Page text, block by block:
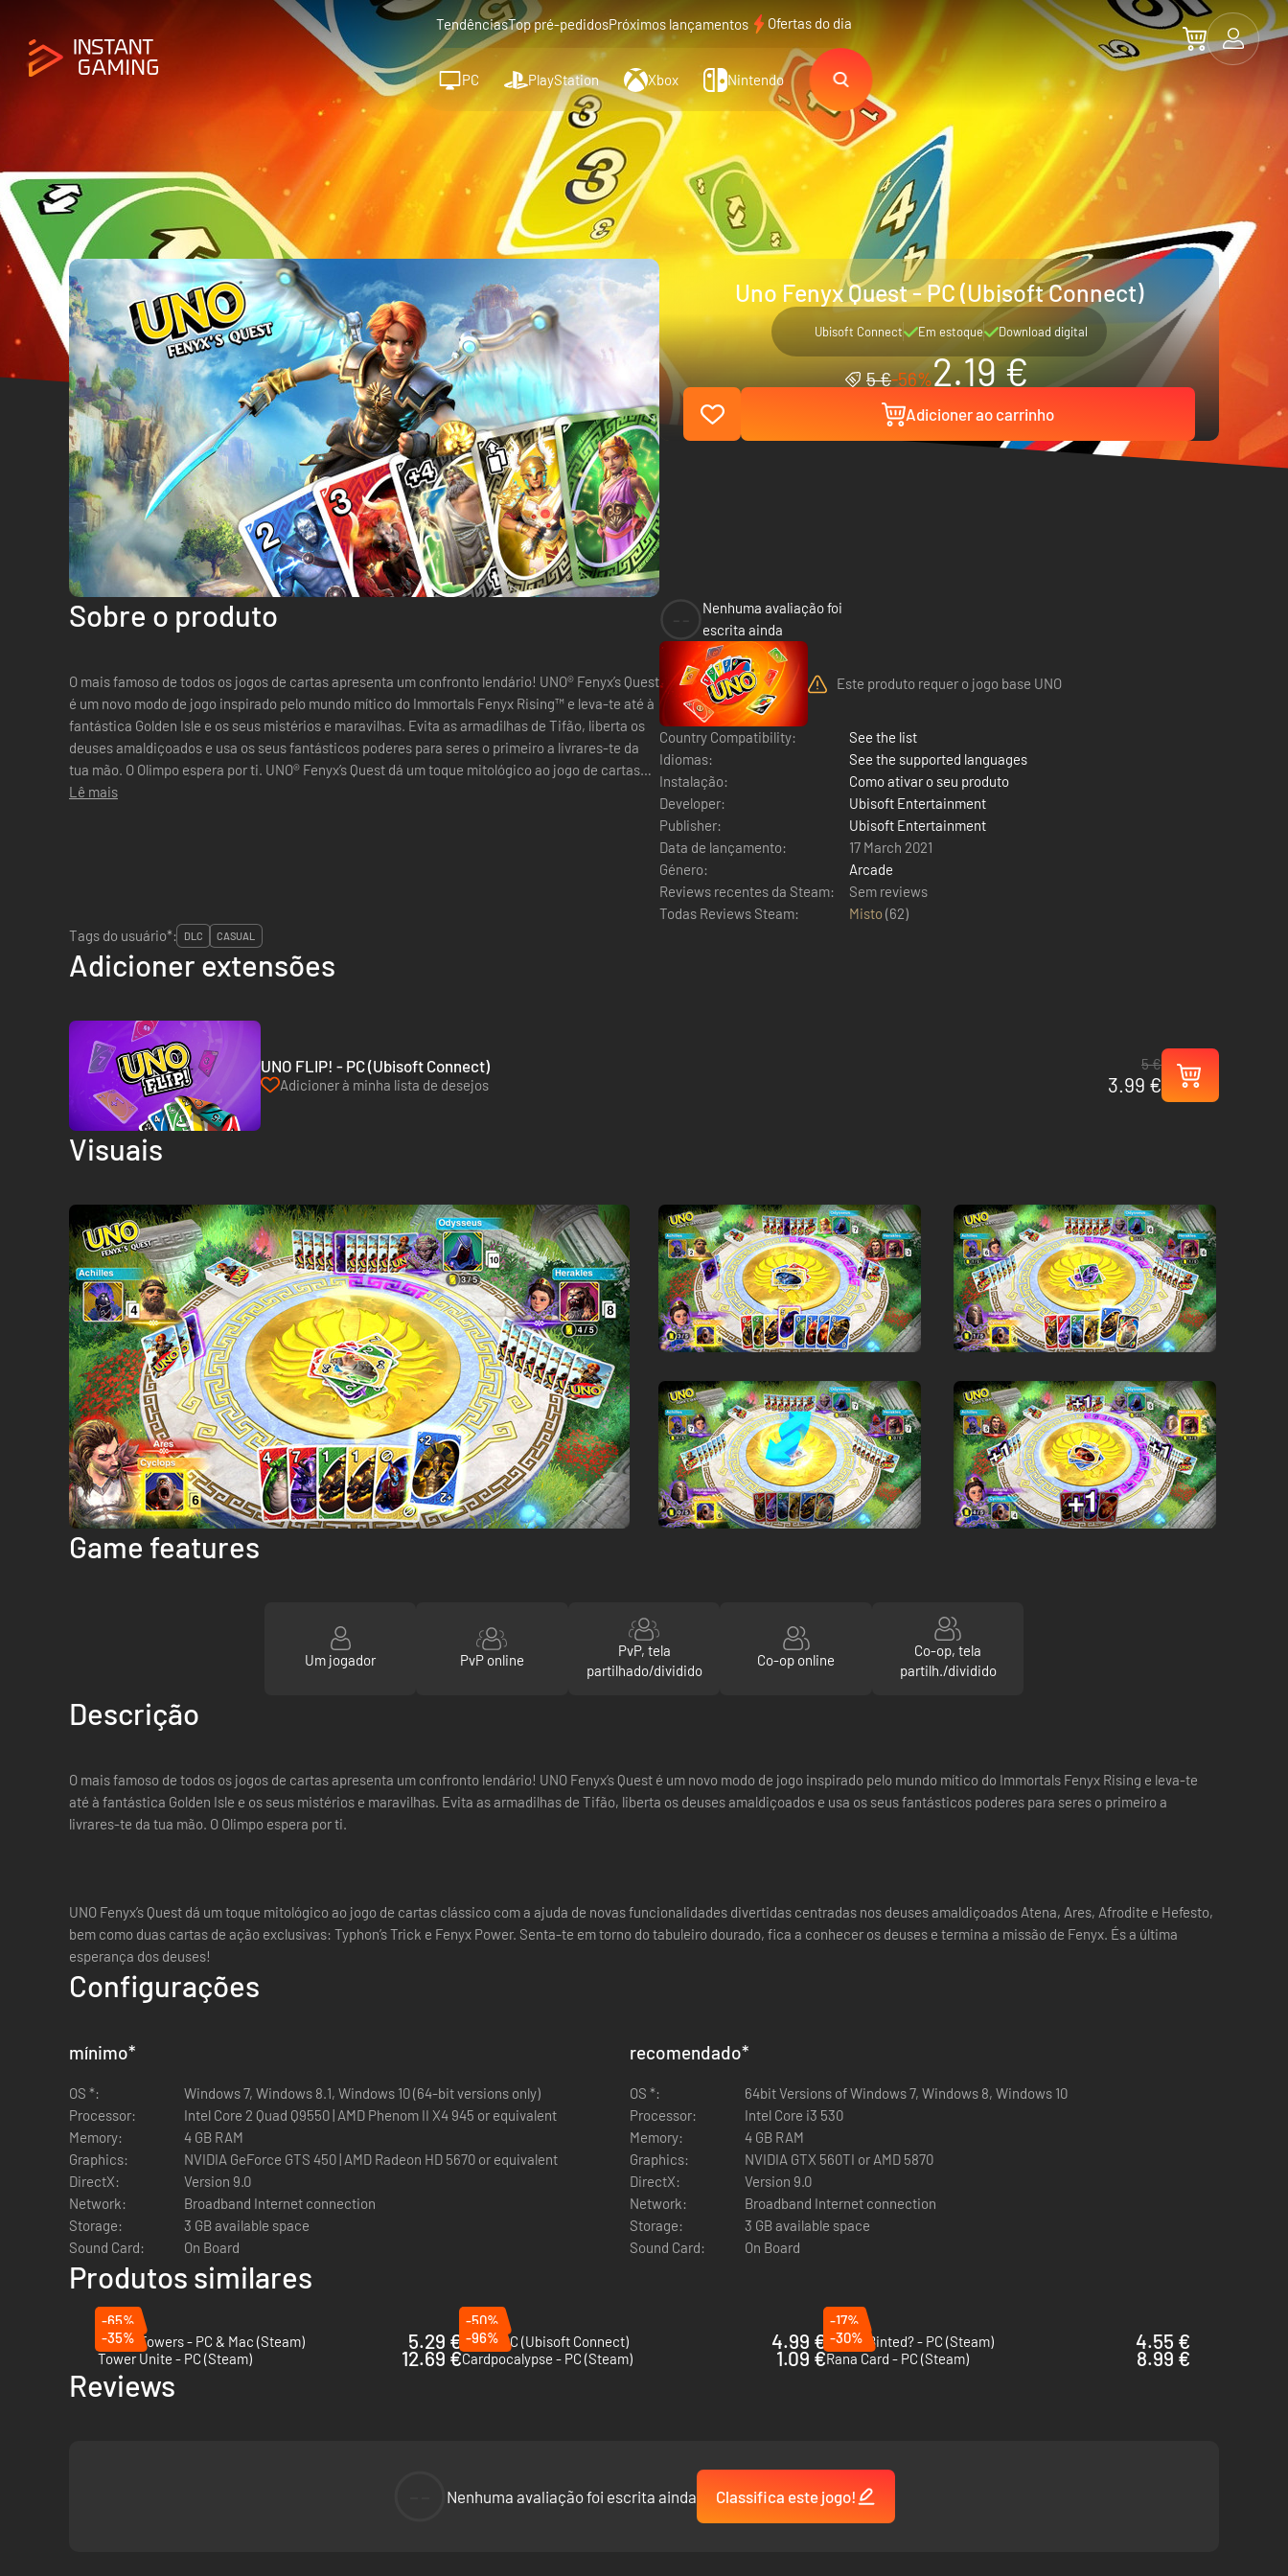
TendênciasTop pré-pedidosPróximos lançamentos Ofertas do dia
PC PlayStation Xbox Nintendo
Uno Fenyx Quest - PC (Ubisoft Connect)
Ubisoft Connect Em estoque Download digital
5 €-56%2.19 €
Adicioner ao carrinho
Sobre o produto
O mais famoso de todos os jogos de cartas apresenta um confronto lendário! UNO® Fenyx’s Quest
é um novo modo de jogo inspirado pelo mundo mítico do Immortals Fenyx Rising™ e leva-te até à
fantástica Golden Isle e os seus mistérios e maravilhas. Evita as armadilhas de Tifão, liberta os
deuses amaldiçoados e usa os seus fantásticos poderes para seres o primeiro a livrares-te da
tua mão. O Olimpo espera por ti. UNO® Fenyx’s Quest dá um toque mitológico ao jogo de cartas
clá...
Lê mais
Nenhuma avaliação foi
escrita ainda
Este produto requer o jogo base UNO
Country Compatibility:
See the list
Idiomas:
See the supported languages
Instalação:
Como ativar o seu produto
Developer:
Ubisoft Entertainment
Publisher:
Ubisoft Entertainment
Data de lançamento:
17 March 2021
Género:
Arcade
Reviews recentes da Steam:
Sem reviews
Todas Reviews Steam:
Misto(62)
Tags do usuário*:
DLC CASUAL
Adicioner extensões
UNO FLIP! - PC (Ubisoft Connect)
Adicioner à minha lista de desejos
5 €
3.99 €
Visuais
Game features
Um jogador PvP online
PvP, tela
partilhado/dividido
Co-op online
Co-op, tela
partilh./dividido
Descrição
O mais famoso de todos os jogos de cartas apresenta um confronto lendário! UNO Fenyx’s Quest é um novo modo de jogo inspirado pelo mundo mítico do Immortals Fenyx Rising e leva-te
até à fantástica Golden Isle e os seus mistérios e maravilhas. Evita as armadilhas de Tifão, liberta os deuses amaldiçoados e usa os seus fantásticos poderes para seres o primeiro a
livrares-te da tua mão. O Olimpo espera por ti.
UNO Fenyx’s Quest dá um toque mitológico ao jogo de cartas clássico com a ajuda de novas funcionalidades divertidas centradas nos deuses amaldiçoados Atena, Ares, Afrodite e Hefesto,
bem como duas cartas de ação exclusivas: Typhon’s Trick e Fenyx Power. Senta-te em torno do tabuleiro dourado, fica a conhecer os deuses e termina a missão de Fenyx. És a última
esperança dos deuses!
Configurações
mínimo*
OS *:
Windows 7, Windows 8.1, Windows 10 (64-bit versions only)
Processor:
Intel Core 2 Quad Q9550 | AMD Phenom II X4 945 or equivalent
Memory:
4 GB RAM
Graphics:
NVIDIA GeForce GTS 450 | AMD Radeon HD 5670 or equivalent
DirectX:
Version 9.0
Network:
Broadband Internet connection
Storage:
3 GB available space
Sound Card:
On Board
recomendado*
OS *:
64bit Versions of Windows 7, Windows 8, Windows 10
Processor:
Intel Core i3 530
Memory:
4 GB RAM
Graphics:
NVIDIA GTX 560TI or AMD 5870
DirectX:
Version 9.0
Network:
Broadband Internet connection
Storage:
3 GB available space
Sound Card:
On Board
Produtos similares
-65%
Tricky Towers - PC & Mac (Steam)
5.29 €
-50%
UNO - PC (Ubisoft Connect)
4.99 €
-17%
Bogos Binted? - PC (Steam)
4.55 €
-35%
Tower Unite - PC (Steam)
12.69 €
-96%
Cardpocalypse - PC (Steam)
1.09 €
-30%
Rana Card - PC (Steam)
8.99 €
Reviews
Nenhuma avaliação foi escrita ainda Classifica este jogo!